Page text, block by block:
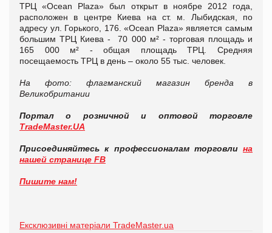
ТРЦ «Ocean Plaza» был открыт в ноябре 2012 года,
расположен в центре Киева на ст. м. Лыбидская, по
адресу ул. Горького, 176. «Ocean Plaza» является самым
большим ТРЦ Киева - 70 000 м² - торговая площадь и
165 000 м² - общая площадь ТРЦ. Средняя
посещаемость ТРЦ в день – около 55 тыс. человек.
На фото: флагманский магазин бренда в
Великобритании
Портал о розничной и оптовой торговле
TradeMaster.UA
Присоединяйтесь к профессионалам торговли на
нашей странице FB
Пишите нам!
Ексклюзивні матеріали TradeMaster.ua